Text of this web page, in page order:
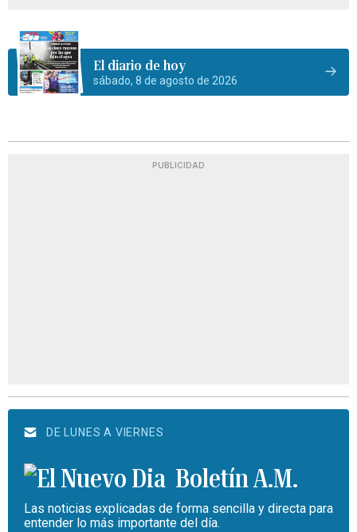
El diario de hoy
sábado, 8 de agosto de 2026
PUBLICIDAD
DE LUNES A VIERNES
Boletín A.M.
Las noticias explicadas de forma sencilla y directa para
entender lo más importante del día.